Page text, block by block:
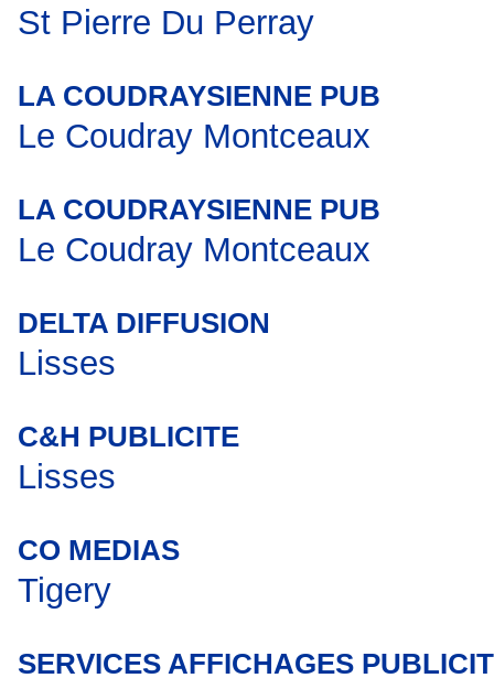
St Pierre Du Perray
LA COUDRAYSIENNE PUB
Le Coudray Montceaux
LA COUDRAYSIENNE PUB
Le Coudray Montceaux
DELTA DIFFUSION
Lisses
C&H PUBLICITE
Lisses
CO MEDIAS
Tigery
SERVICES AFFICHAGES